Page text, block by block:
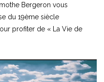
Bergeron vous
du 19ème siècle
profiter de « La Vie de